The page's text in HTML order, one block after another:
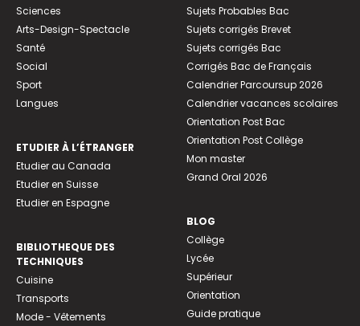
Sciences
Arts-Design-Spectacle
Santé
Social
Sport
Langues
ETUDIER À L’ÉTRANGER
Etudier au Canada
Etudier en Suisse
Etudier en Espagne
BIBLIOTHEQUE DES
TECHNIQUES
Cuisine
Transports
Mode - Vêtements
Sujets Probables Bac
Sujets corrigés Brevet
Sujets corrigés Bac
Corrigés Bac de Français
Calendrier Parcoursup 2026
Calendrier vacances scolaires
Orientation Post Bac
Orientation Post Collège
Mon master
Grand Oral 2026
BLOG
Collège
Lycée
Supérieur
Orientation
Guide pratique